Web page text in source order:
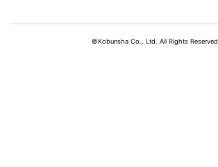
©Kobunsha Co., Ltd. All Rights Reserved.